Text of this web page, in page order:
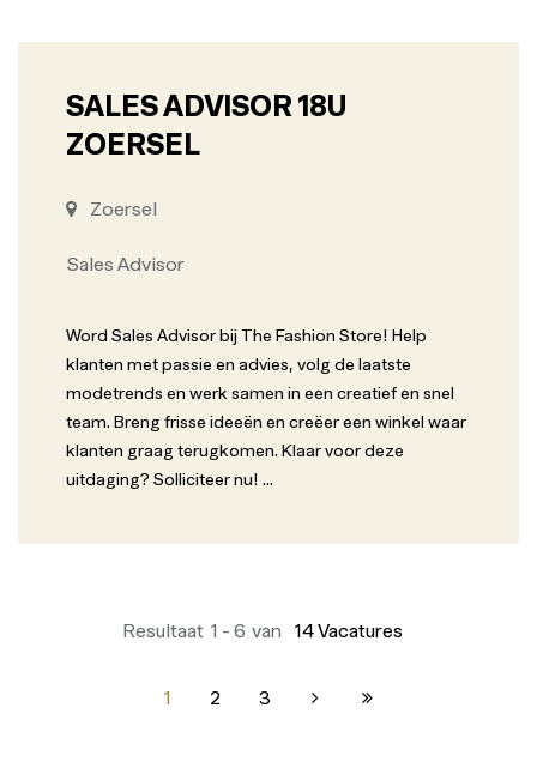
SALES ADVISOR 18U
ZOERSEL
Zoersel
Sales Advisor
Word Sales Advisor bij The Fashion Store! Help
klanten met passie en advies, volg de laatste
modetrends en werk samen in een creatief en snel
team. Breng frisse ideeën en creëer een winkel waar
klanten graag terugkomen. Klaar voor deze
uitdaging? Solliciteer nu! ...
Resultaat 1 - 6 van 14Vacatures
1 2 3